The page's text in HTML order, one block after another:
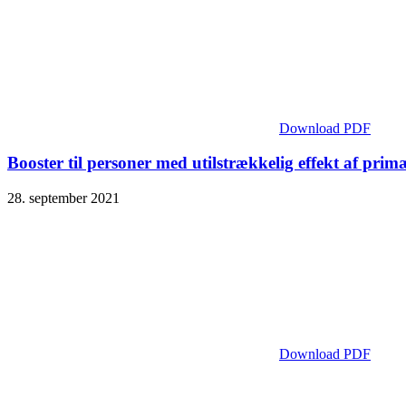
Download PDF
Booster til personer med utilstrækkelig effekt af
28. september 2021
Download PDF